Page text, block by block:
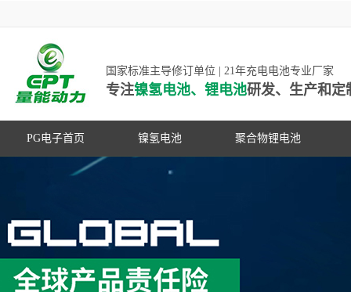
国家标准主导修订单位 | 21年充电电池专业厂家
专注镍氢电池、锂电池研发、生产和定
PG电子首页 镍氢电池 聚合物锂电池
高容量镍氢电池
超低自放电镍氢电池
动力镍氢电池
PG游戏官网是镍氢电池国家标准主导
修订单位，并参与多项锂电池行业国